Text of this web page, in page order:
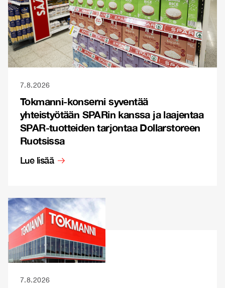
7.8.2026
Tokmanni-konserni syventää
yhteistyötään SPARin kanssa ja laajentaa
SPAR-tuotteiden tarjontaa Dollarstoreen
Ruotsissa
Lue lisää
7.8.2026